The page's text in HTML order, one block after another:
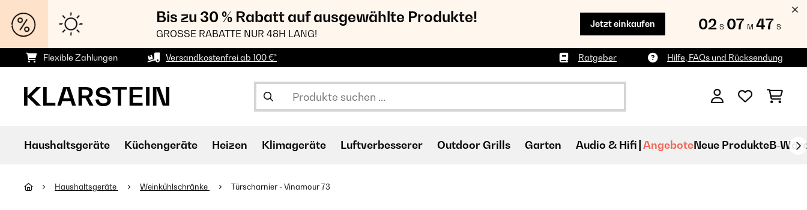
Bis zu 30 % Rabatt auf ausgewählte Produkte!
GROSSE RABATTE NUR 48H LANG!
Jetzt einkaufen 02 S 07 M 46 S
Flexible Zahlungen Versandkostenfrei ab 100 €* Ratgeber Hilfe, FAQs und Rücksendung
Haushaltsgeräte Küchengeräte Heizen Klimageräte Luftverbesserer Outdoor Grills Garten Audio & Hifi AngeboteNeue ProdukteB-
Haushaltsgeräte Weinkühlschränke Türscharnier - Vinamour 73